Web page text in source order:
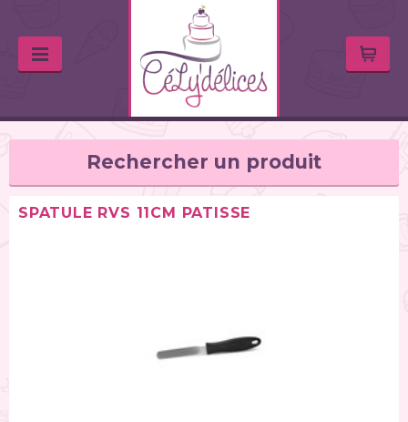
Rechercher un produit
SPATULE RVS 11CM PATISSE